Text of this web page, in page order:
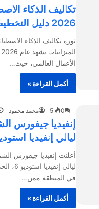
تكاليف الذكاء
2026 دليل التخطيط المالي
ثورة تكاليف الذكاء
الأعمال العالمي، حيث…
أكمل القراءة »
محمد محمود 0
إنفيديا جيفورس
ليالي إنفيديا استوديو 6
أعلنت إنفيديا جيفورس
ليالي
في المنطقة ممن…
أكمل القراءة »